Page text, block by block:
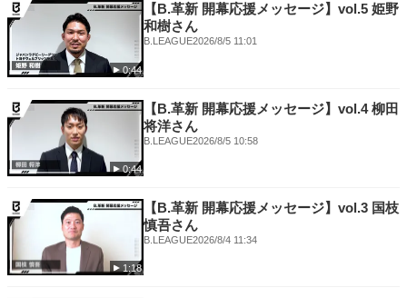
0:44
【B.革新 開幕応援メッセージ】vol.5 姫野
和樹さん
B.LEAGUE2026/8/5 11:01
0:44
【B.革新 開幕応援メッセージ】vol.4 柳田
将洋さん
B.LEAGUE2026/8/5 10:58
1:18
【B.革新 開幕応援メッセージ】vol.3 国枝
慎吾さん
B.LEAGUE2026/8/4 11:34